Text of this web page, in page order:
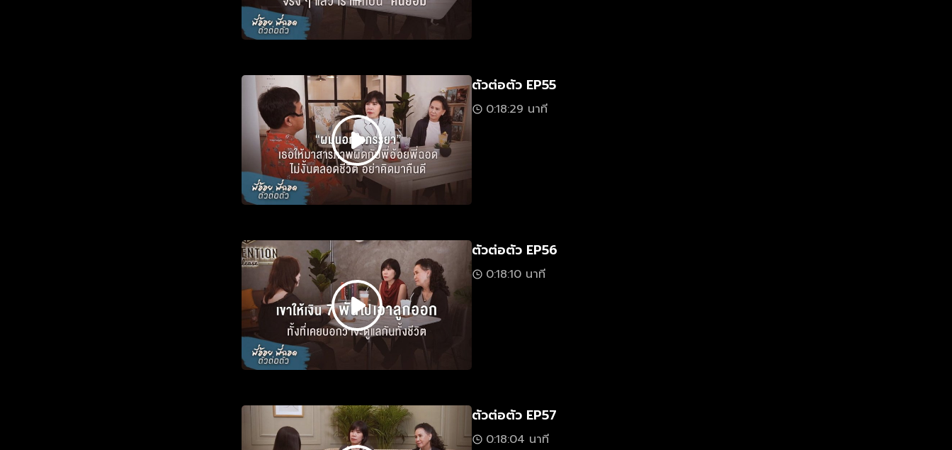
ตัวต่อตัว EP55
0:18:29 นาที
ตัวต่อตัว EP56
0:18:10 นาที
ตัวต่อตัว EP57
0:18:04 นาที